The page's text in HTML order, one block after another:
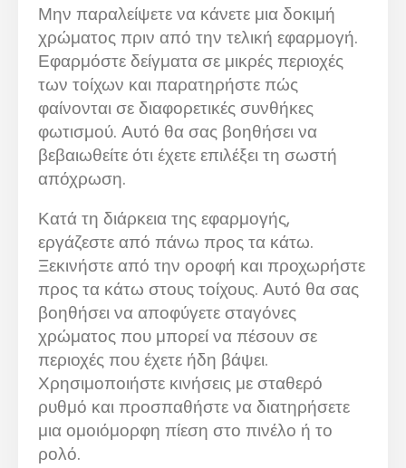
Μην παραλείψετε να κάνετε μια δοκιμή
χρώματος πριν από την τελική εφαρμογή.
Εφαρμόστε δείγματα σε μικρές περιοχές
των τοίχων και παρατηρήστε πώς
φαίνονται σε διαφορετικές συνθήκες
φωτισμού. Αυτό θα σας βοηθήσει να
βεβαιωθείτε ότι έχετε επιλέξει τη σωστή
απόχρωση.
Κατά τη διάρκεια της εφαρμογής,
εργάζεστε από πάνω προς τα κάτω.
Ξεκινήστε από την οροφή και προχωρήστε
προς τα κάτω στους τοίχους. Αυτό θα σας
βοηθήσει να αποφύγετε σταγόνες
χρώματος που μπορεί να πέσουν σε
περιοχές που έχετε ήδη βάψει.
Χρησιμοποιήστε κινήσεις με σταθερό
ρυθμό και προσπαθήστε να διατηρήσετε
μια ομοιόμορφη πίεση στο πινέλο ή το
ρολό.